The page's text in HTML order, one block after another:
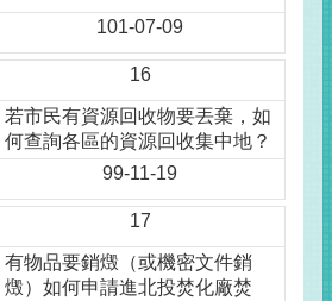
101-07-09
16
若市民有資源回收物要丟棄，如
何查詢各區的資源回收集中地？
99-11-19
17
有物品要銷燬（或機密文件銷
燬）如何申請進北投焚化廠焚